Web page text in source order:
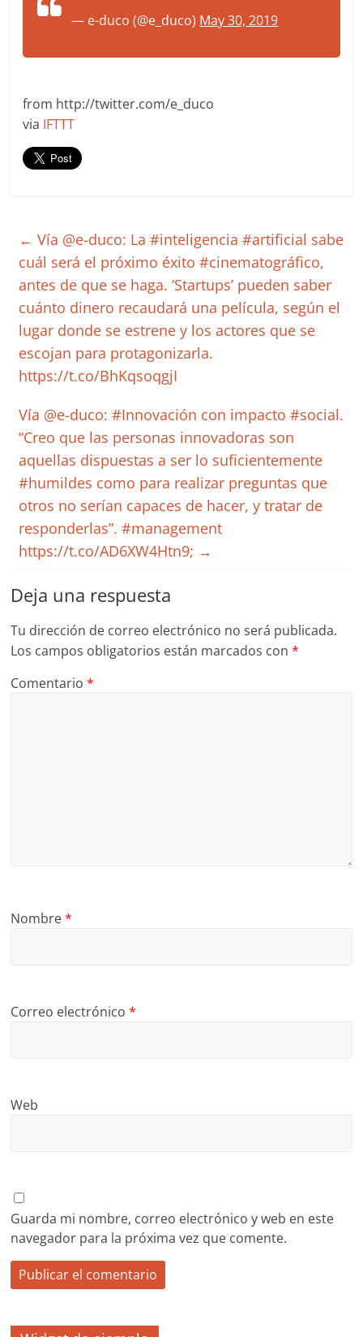
— e-duco (@e_duco) May 30, 2019
from http://twitter.com/e_duco
via IFTTT
← Vía @e-duco: La #inteligencia #artificial sabe
cuál será el próximo éxito #cinematográfico,
antes de que se haga. ‘Startups’ pueden saber
cuánto dinero recaudará una película, según el
lugar donde se estrene y los actores que se
escojan para protagonizarla.
https://t.co/BhKqsoqgjI
Vía @e-duco: #Innovación con impacto #social.
“Creo que las personas innovadoras son
aquellas dispuestas a ser lo suficientemente
#humildes como para realizar preguntas que
otros no serían capaces de hacer, y tratar de
responderlas”. #management
https://t.co/AD6XW4Htn9; →
Deja una respuesta
Tu dirección de correo electrónico no será publicada.
Los campos obligatorios están marcados con*
Comentario*
Nombre*
Correo electrónico*
Web
Guarda mi nombre, correo electrónico y web en este
navegador para la próxima vez que comente.